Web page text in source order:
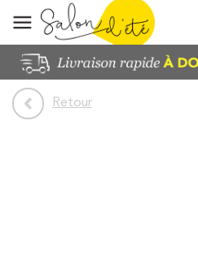
Retour